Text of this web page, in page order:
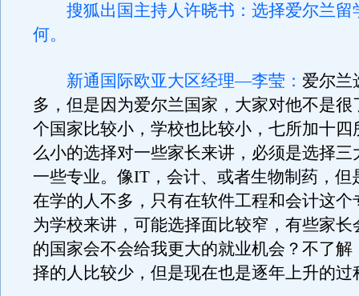
搜狐出国主持人许晓书：选择爱尔兰留
何。
新通国际欧亚大区经理—李莹： 爱尔兰
多，但是因为爱尔兰国家，大家对他不是很
个国家比较小，学校也比较小，七所加十四
么小的选择对一些家长来讲，必须是选择三
一些专业。像IT，会计、或者生物制药，但
在学的人不多，只有在软件工程和会计这个
为学校来讲，可能选择面比较窄，有些家长
的国家会不会给我更大的就业机会？不了解
择的人比较少，但是现在也是逐年上升的过